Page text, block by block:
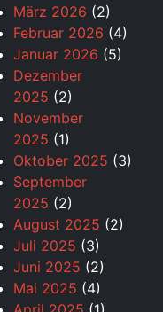
März 2026 (2)
Februar 2026 (4)
Januar 2026 (5)
Dezember
2025 (2)
November
2025 (1)
Oktober 2025 (3)
September
2025 (2)
August 2025 (2)
Juli 2025 (3)
Juni 2025 (2)
Mai 2025 (4)